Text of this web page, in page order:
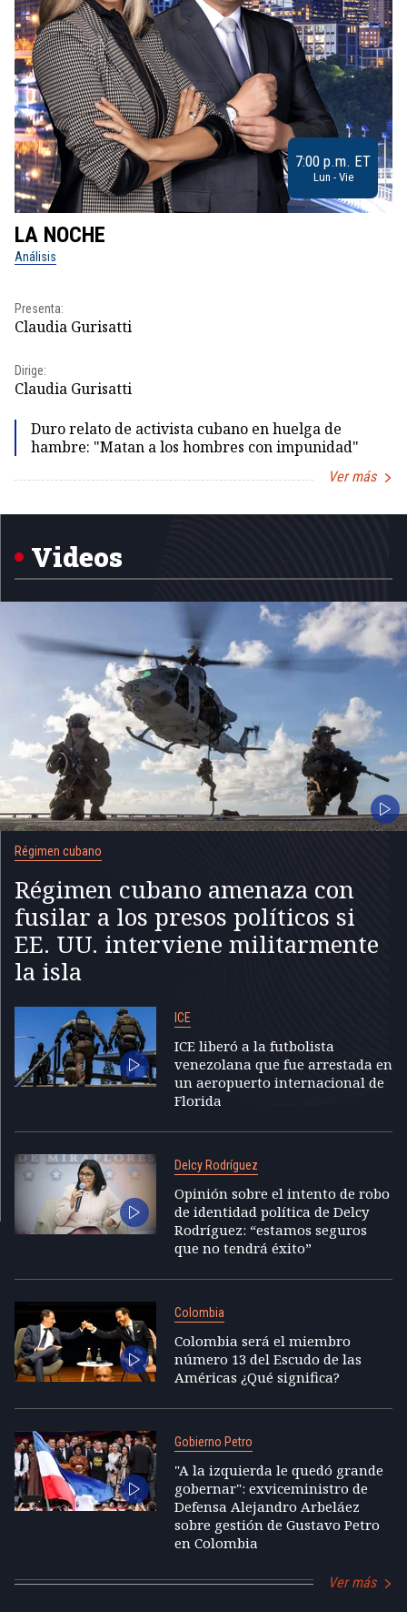
7:00 p.m. ET
Lun - Vie
LA NOCHE
Análisis
Presenta:
Claudia Gurisatti
Dirige:
Claudia Gurisatti
Duro relato de activista cubano en huelga de
hambre: "Matan a los hombres con impunidad"
Ver más
Videos
Régimen cubano
Régimen cubano amenaza con
fusilar a los presos políticos si
EE. UU. interviene militarmente
la isla
ICE
ICE liberó a la futbolista
venezolana que fue arrestada en
un aeropuerto internacional de
Florida
Delcy Rodríguez
Opinión sobre el intento de robo
de identidad política de Delcy
Rodríguez: “estamos seguros
que no tendrá éxito”
Colombia
Colombia será el miembro
número 13 del Escudo de las
Américas ¿Qué significa?
Gobierno Petro
"A la izquierda le quedó grande
gobernar": exviceministro de
Defensa Alejandro Arbeláez
sobre gestión de Gustavo Petro
en Colombia
Ver más